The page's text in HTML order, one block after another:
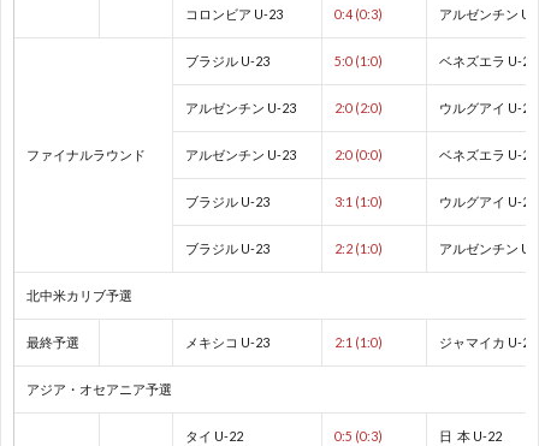
コロンビア U-23 0:4 (0:3) アルゼンチン U-
ファイナルラウンド
ブラジル U-23 5:0 (1:0) ベネズエラ U-23
アルゼンチン U-23 2:0 (2:0) ウルグアイ U-23
アルゼンチン U-23 2:0 (0:0) ベネズエラ U-23
ブラジル U-23 3:1 (1:0) ウルグアイ U-23
ブラジル U-23 2:2 (1:0) アルゼンチン U-
北中米カリブ予選
最終予選 メキシコ U-23 2:1 (1:0) ジャマイカ U-23
アジア・オセアニア予選
タイ U-22 0:5 (0:3) 日 本 U-22